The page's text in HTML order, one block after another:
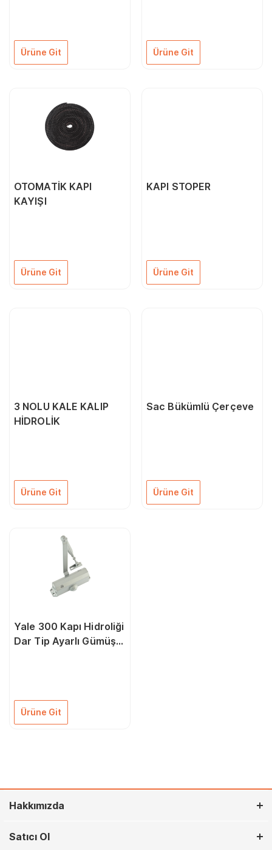
Ürüne Git Ürüne Git
OTOMATİK KAPI
KAYIŞI
Ürüne Git
KAPI STOPER
Ürüne Git
3 NOLU KALE KALIP
HİDROLİK
Ürüne Git
Sac Bükümlü Çerçeve
Ürüne Git
Yale 300 Kapı Hidroliği
Dar Tip Ayarlı Gümüş 2
Ürüne Git
Hakkımızda
Satıcı Ol